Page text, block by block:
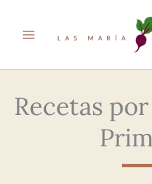
Recetas